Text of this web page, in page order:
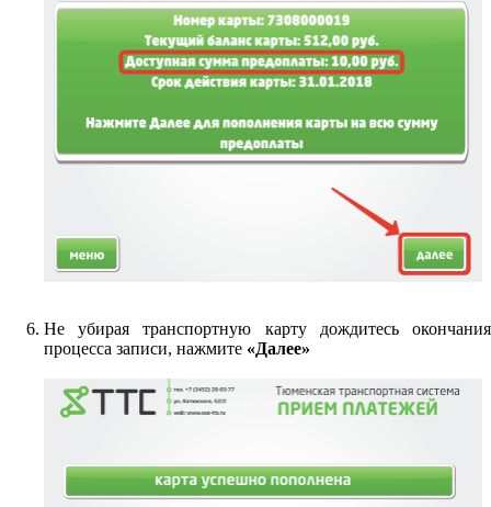
Не убирая транспортную карту дождитесь окончания
процесса записи, нажмите «Далее»